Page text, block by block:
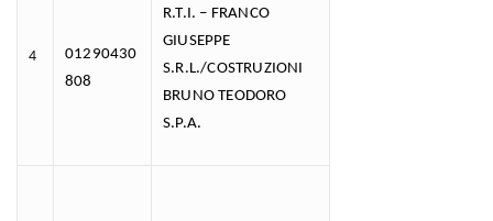
4
01290430
808
R.T.I. – FRANCO
GIUSEPPE
S.R.L./COSTRUZIONI
BRUNO TEODORO
S.P.A.